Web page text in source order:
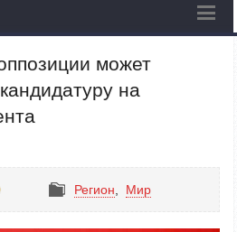
может
на
Регион Mир